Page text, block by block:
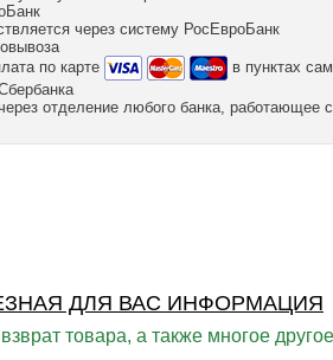
через систему РосЕвроБанк
по карте
в пунктах
отделение любого банка, работающее
ДЛЯ ВАС ИНФОРМАЦИЯ
взврат товара, а также многое другое